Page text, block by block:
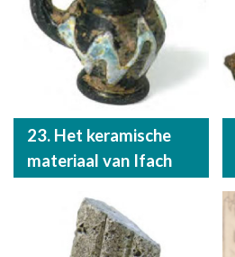
23. Het keramische
materiaal van Ifach